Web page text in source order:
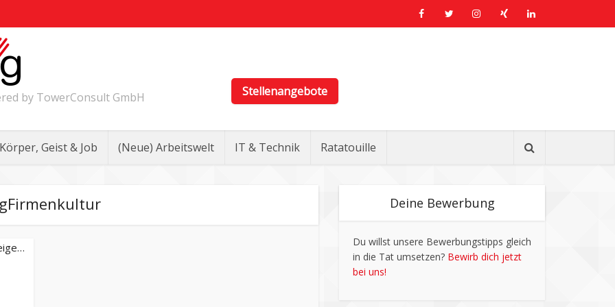
by TowerConsult GmbH
Körper, Geist & Job (Neue) Arbeitswelt IT & Technik Ratatouille
Stellenangebote
Deine Bewerbung
Du willst unsere Bewerbungstipps gleich
in die Tat umsetzen? Bewirb dich jetzt
bei uns!